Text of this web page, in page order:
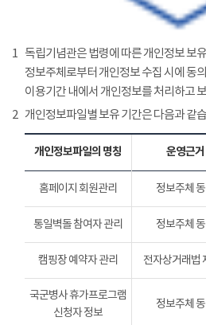
1 독립기념관은 법령에 따른 개인정보 보
정보주체로부터 개인정보 수집 시에 동
이용기간 내에서 개인정보를 처리하고
2 개인정보파일별 보유 기간은 다음과 같
개인정보파일의 명칭 운영근거
홈페이지 회원관리 정보주체
통일벽돌 참여자 관리 정보주체
캠핑장 예약자 관리 전자상거래법
국군병사 휴가프로그램
신청자 정보
정보주체